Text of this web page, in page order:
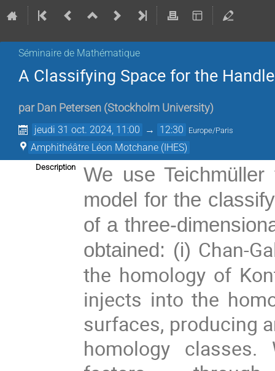
Séminaire de Mathématique
A Classifying Space for the
par Dan Petersen (Stockholm University)
jeudi 31 oct. 2024, 11:00 → 12:30 Europe/Paris
Amphithéâtre Léon Motchane (IHES)
Description
We use
model for the
of a three-
obtained: (i) Chan-
the homology of
injects into the
surfaces, producing
homology